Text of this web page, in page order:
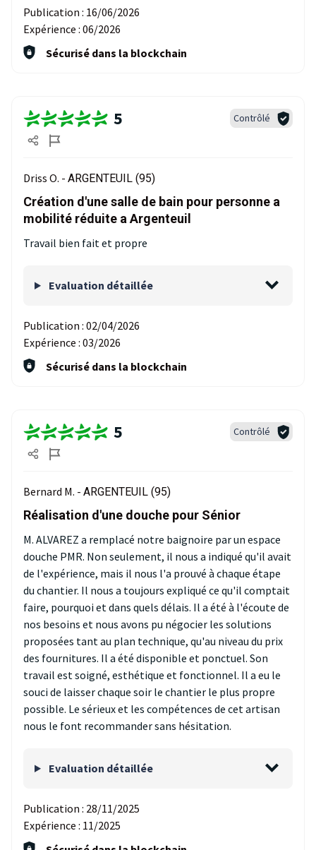
Publication : 16/06/2026
Expérience : 06/2026
Sécurisé dans la blockchain
5 Contrôlé
Driss O. - ARGENTEUIL (95)
Création d'une salle de bain pour personne a
mobilité réduite a Argenteuil
Travail bien fait et propre
Evaluation détaillée
Publication : 02/04/2026
Expérience : 03/2026
Sécurisé dans la blockchain
5 Contrôlé
Bernard M. - ARGENTEUIL (95)
Réalisation d'une douche pour Sénior
M. ALVAREZ a remplacé notre baignoire par un espace
douche PMR. Non seulement, il nous a indiqué qu'il avait
de l'expérience, mais il nous l'a prouvé à chaque étape
du chantier. Il nous a toujours expliqué ce qu'il comptait
faire, pourquoi et dans quels délais. Il a été à l'écoute de
nos besoins et nous avons pu négocier les solutions
proposées tant au plan technique, qu'au niveau du prix
des fournitures. Il a été disponible et ponctuel. Son
travail est soigné, esthétique et fonctionnel. Il a eu le
souci de laisser chaque soir le chantier le plus propre
possible. Le sérieux et les compétences de cet artisan
nous le font recommander sans hésitation.
Evaluation détaillée
Publication : 28/11/2025
Expérience : 11/2025